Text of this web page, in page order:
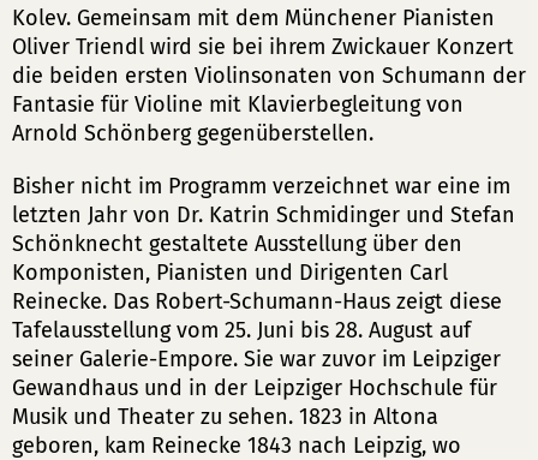
Kolev. Gemeinsam mit dem Münchener Pianisten
Oliver Triendl wird sie bei ihrem Zwickauer Konzert
die beiden ersten Violinsonaten von Schumann der
Fantasie für Violine mit Klavierbegleitung von
Arnold Schönberg gegenüberstellen.
Bisher nicht im Programm verzeichnet war eine im
letzten Jahr von Dr. Katrin Schmidinger und Stefan
Schönknecht gestaltete Ausstellung über den
Komponisten, Pianisten und Dirigenten Carl
Reinecke. Das Robert-Schumann-Haus zeigt diese
Tafelausstellung vom 25. Juni bis 28. August auf
seiner Galerie-Empore. Sie war zuvor im Leipziger
Gewandhaus und in der Leipziger Hochschule für
Musik und Theater zu sehen. 1823 in Altona
geboren, kam Reinecke 1843 nach Leipzig, wo